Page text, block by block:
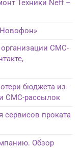
Техники Neff –
организации СМС-
бюджета из-
СМС-рассылок
сервисов проката
Обзор